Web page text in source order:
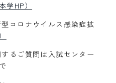
学HP）
コロナウイルス感染症拡
るご質問は入試センター